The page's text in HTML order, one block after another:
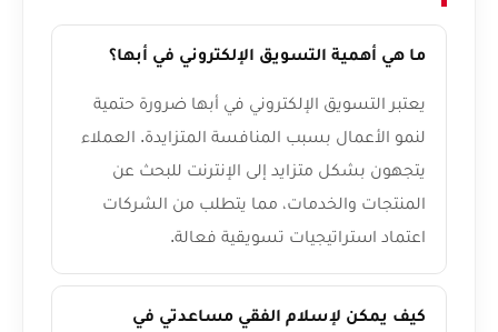
ما هي أهمية التسويق الإلكتروني في أبها؟
يعتبر التسويق الإلكتروني في أبها ضرورة حتمية
لنمو الأعمال بسبب المنافسة المتزايدة. العملاء
يتجهون بشكل متزايد إلى الإنترنت للبحث عن
المنتجات والخدمات، مما يتطلب من الشركات
اعتماد استراتيجيات تسويقية فعالة.
كيف يمكن لإسلام الفقي مساعدتي في